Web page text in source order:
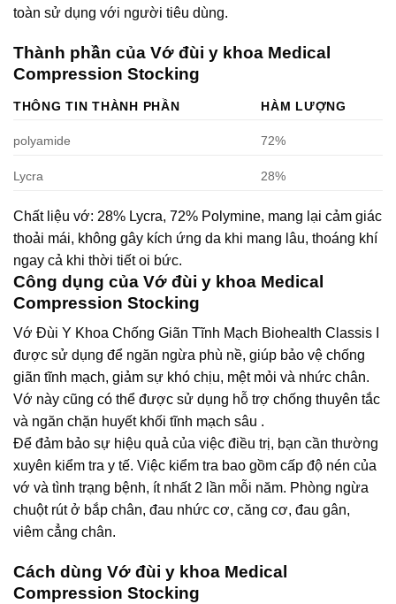
toàn sử dụng với người tiêu dùng.
Thành phần của Vớ đùi y khoa Medical
Compression Stocking
THÔNG TIN THÀNH PHẦN HÀM LƯỢNG
polyamide 72%
Lycra 28%
Chất liệu vớ: 28% Lycra, 72% Polymine, mang lại cảm giác
thoải mái, không gây kích ứng da khi mang lâu, thoáng khí
ngay cả khi thời tiết oi bức.
Công dụng của Vớ đùi y khoa Medical
Compression Stocking
Vớ Đùi Y Khoa Chống Giãn Tĩnh Mạch Biohealth Classis I
được sử dụng để ngăn ngừa phù nề, giúp bảo vệ chống
giãn tĩnh mạch, giảm sự khó chịu, mệt mỏi và nhức chân.
Vớ này cũng có thể được sử dụng hỗ trợ chống thuyên tắc
và ngăn chặn huyết khối tĩnh mạch sâu .
Để đảm bảo sự hiệu quả của việc điều trị, bạn cần thường
xuyên kiểm tra y tế. Việc kiểm tra bao gồm cấp độ nén của
vớ và tình trạng bệnh, ít nhất 2 lần mỗi năm. Phòng ngừa
chuột rút ở bắp chân, đau nhức cơ, căng cơ, đau gân,
viêm cẳng chân.
Cách dùng Vớ đùi y khoa Medical
Compression Stocking